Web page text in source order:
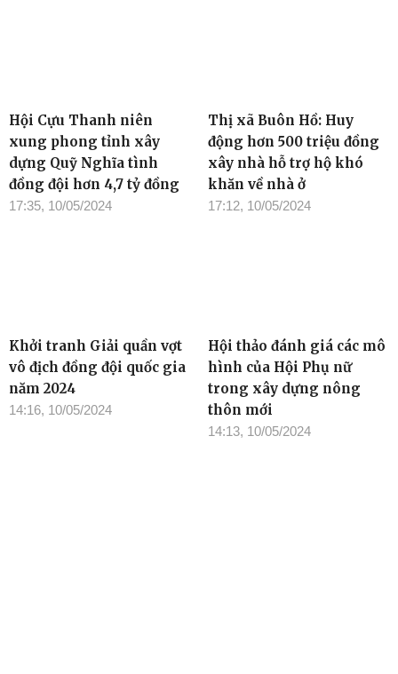
Hội Cựu Thanh niên
xung phong tỉnh xây
dựng Quỹ Nghĩa tình
đồng đội hơn 4,7 tỷ đồng
17:35, 10/05/2024
Thị xã Buôn Hồ: Huy
động hơn 500 triệu đồng
xây nhà hỗ trợ hộ khó
khăn về nhà ở
17:12, 10/05/2024
Khởi tranh Giải quần vợt
vô địch đồng đội quốc gia
năm 2024
14:16, 10/05/2024
Hội thảo đánh giá các mô
hình của Hội Phụ nữ
trong xây dựng nông
thôn mới
14:13, 10/05/2024